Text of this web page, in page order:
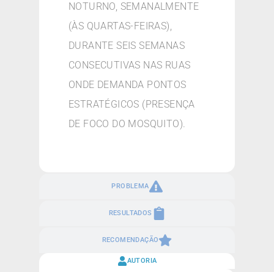
PROBLEMA
RESULTADOS
RECOMENDAÇÃO
NOTURNO, SEMANALMENTE
(ÀS QUARTAS-FEIRAS),
DURANTE SEIS SEMANAS
CONSECUTIVAS NAS RUAS
ONDE DEMANDA PONTOS
ESTRATÉGICOS (PRESENÇA
DE FOCO DO MOSQUITO).
AUTORIA